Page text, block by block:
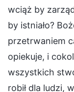
wciąż by
by istniało?
przetrwaniem
opiekuje, i
wszystkich
robił dla ludzi,